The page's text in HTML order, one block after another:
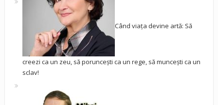
Când viața devine artă: Să
creezi ca un zeu, să poruncești ca un rege, să muncești ca un
sclav!